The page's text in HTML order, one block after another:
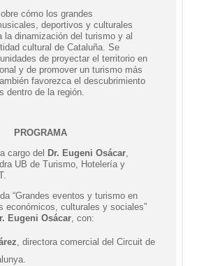
cómo los grandes
deportivos y culturales
la dinamización del turismo y al
cultural de Cataluña. Se
de proyectar el territorio en
y de promover un turismo más
favorezca el descubrimiento
dentro de la región.
PROGRAMA
cargo del Dr. Eugeni Osácar,
UB de Turismo, Hotelería y
“Grandes eventos y turismo en
económicos, culturales y sociales”
Eugeni Osácar, con:
, directora comercial del Circuit de